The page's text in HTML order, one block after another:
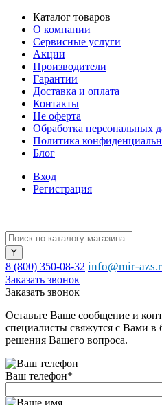
Каталог товаров
О компании
Сервисные услуги
Акции
Производители
Гарантии
Доставка и оплата
Контакты
Не оферта
Обработка персональных
Политика
Блог
Вход
Регистрация
8 (800) 350-08-32 info@mir-
Заказать звонок
Заказать звонок
Оставьте Ваше сообщение и
специалисты свяжутся с Вами в
решения Вашего вопроса.
Ваш телефон*